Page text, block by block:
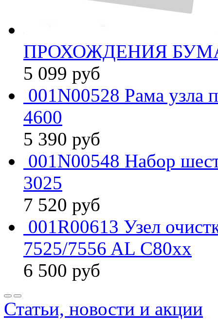
ПРОХОЖДЕНИЯ
5 099 руб
001N00528 Рама узла
4600
5 390 руб
001N00548 Набор
3025
7 520 руб
001R00613 Узел
7525/7556 AL C80xx
6 500 руб
Статьи, новости и акции